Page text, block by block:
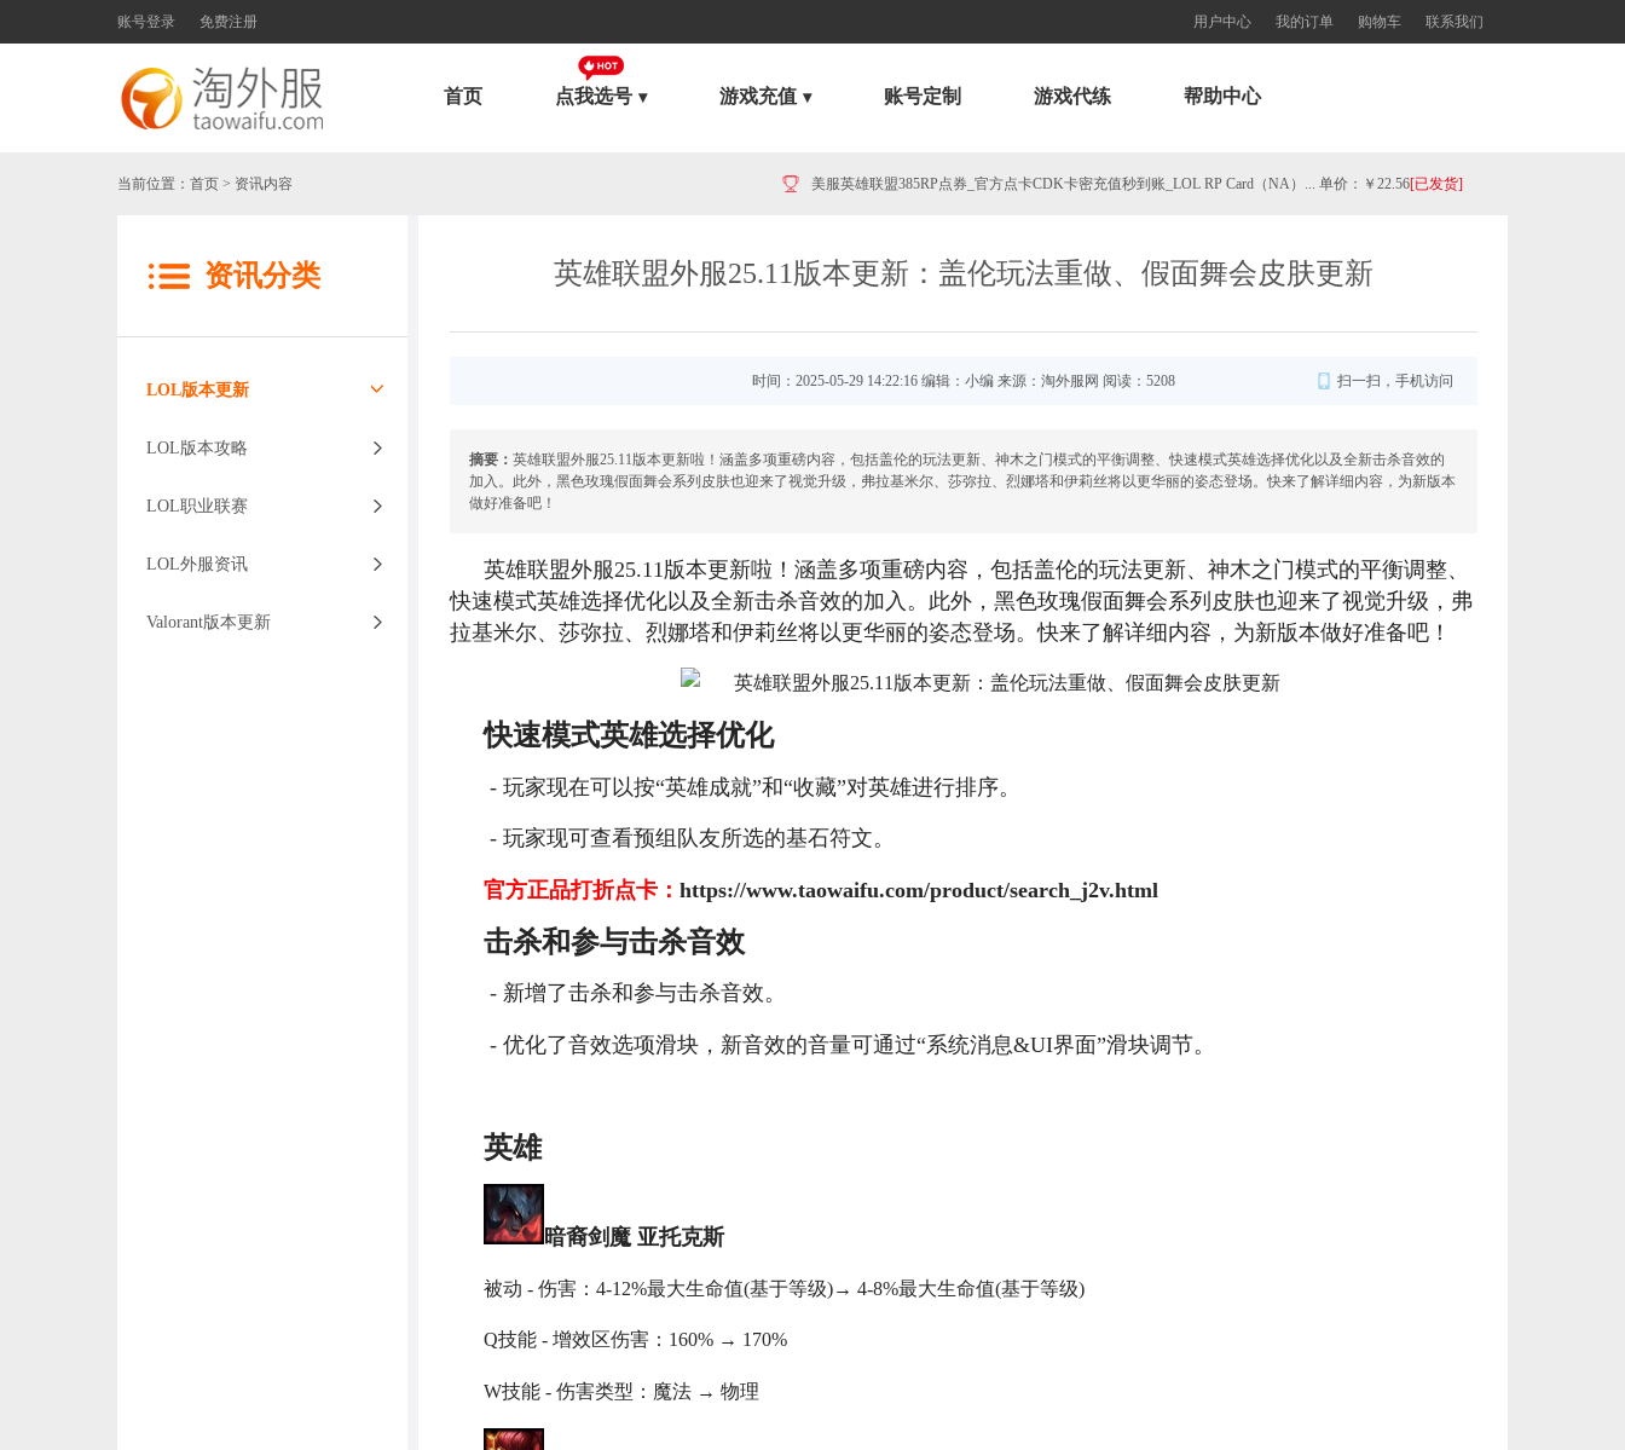
账号登录 免费注册 用户中心 我的订单 购物车 联系我们
首页 点我选号 游戏充值 账号定制 游戏代练 帮助中心
当前位置： 首页 > 资讯内容 美服英雄联盟385RP点券_官方点卡CDK卡密充值秒到账_LOL RP Card（NA）... 单价：￥22.56[已发货]
西欧服（EU West）英雄联盟1680RP点券_官方点卡CDK卡密充值秒到账_LOL RP Card... 单价：￥89.55 [已发货]
美服瓦罗兰特2575VP点数_官方点卡CDK卡密充值秒到账_Valorant Points Card（NA... 单价：￥160.56[已发货]
【老号不封-纯净全新】英雄联盟西欧服30级以上账号，40000+蓝色精粹（金币），登录账号简洁好记、支持立... 单价：￥29 [交易成功]
资讯分类
LOL版本更新
LOL版本攻略
LOL职业联赛
LOL外服资讯
Valorant版本更新
英雄联盟外服25.11版本更新：盖伦玩法重做、假面舞会皮肤更新
时间：2025-05-29 14:22:16 编辑：小编 来源：淘外服网 阅读：5208 扫一扫，手机访问
摘要： 英雄联盟外服25.11版本更新啦！涵盖多项重磅内容，包括盖伦的玩法更新、神木之门模式的平衡调整、快速模式英雄选择优化以及全新击杀音效的
加入。此外，黑色玫瑰假面舞会系列皮肤也迎来了视觉升级，弗拉基米尔、莎弥拉、烈娜塔和伊莉丝将以更华丽的姿态登场。快来了解详细内容，为新版本
做好准备吧！
英雄联盟外服25.11版本更新啦！涵盖多项重磅内容，包括盖伦的玩法更新、神木之门模式的平衡调整、
快速模式英雄选择优化以及全新击杀音效的加入。此外，黑色玫瑰假面舞会系列皮肤也迎来了视觉升级，弗
拉基米尔、莎弥拉、烈娜塔和伊莉丝将以更华丽的姿态登场。快来了解详细内容，为新版本做好准备吧！
快速模式英雄选择优化
- 玩家现在可以按“英雄成就”和“收藏”对英雄进行排序。
- 玩家现可查看预组队友所选的基石符文。
官方正品打折点卡： https://www.taowaifu.com/product/search_j2v.html
击杀和参与击杀音效
- 新增了击杀和参与击杀音效。
- 优化了音效选项滑块，新音效的音量可通过“系统消息&UI界面”滑块调节。
英雄
暗裔剑魔 亚托克斯
被动 - 伤害：4-12%最大生命值(基于等级)→ 4-8%最大生命值(基于等级)
Q技能 - 增效区伤害：160% → 170%
W技能 - 伤害类型：魔法 → 物理